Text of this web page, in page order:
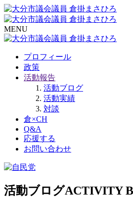
MENU
プロフィール
政策
活動報告
活動ブログ
活動実績
対談
倉×CH
Q&A
応援する
お問い合わせ
活動ブログACTIVITY